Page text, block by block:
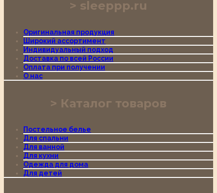
sleeppp.ru
Оригинальная продукция
Широкий ассортимент
Индивидуальный подход
Доставка по всей России
Оплата при получении
О нас
Каталог товаров
Постельное белье
Для спальни
Для ванной
Для кухни
Одежда для дома
Для детей